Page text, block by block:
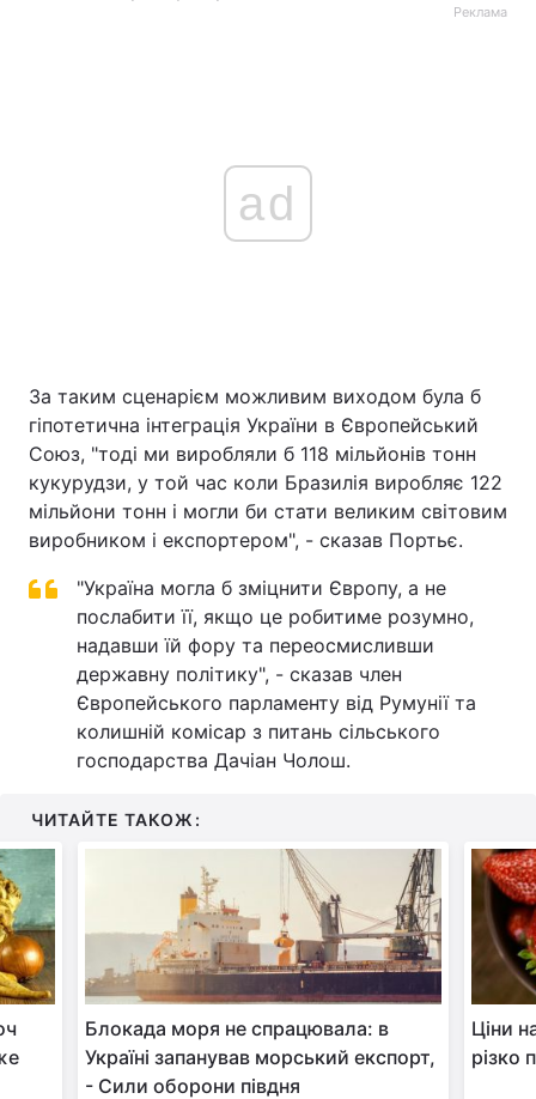
Реклама
ad
За таким сценарієм можливим виходом була б
гіпотетична інтеграція України в Європейський
Союз, "тоді ми виробляли б 118 мільйонів тонн
кукурудзи, у той час коли Бразилія виробляє 122
мільйони тонн і могли би стати великим світовим
виробником і експортером", - сказав Портьє.
"Україна могла б зміцнити Європу, а не
послабити її, якщо це робитиме розумно,
надавши їй фору та переосмисливши
державну політику", - сказав член
Європейського парламенту від Румунії та
колишній комісар з питань сільського
господарства Дачіан Чолош.
ЧИТАЙТЕ ТАКОЖ:
Блокада моря не спрацювала: в
Україні запанував морський експорт,
- Сили оборони півдня
Ціни
різко